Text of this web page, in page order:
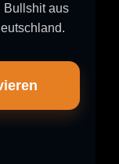
Bullshit aus